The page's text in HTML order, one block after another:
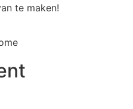
te maken!